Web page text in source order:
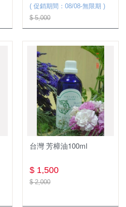
( 促銷期間：08/08-無限期 )
$ 5,000
台灣 芳樟油100ml
$ 1,500
$ 2,000